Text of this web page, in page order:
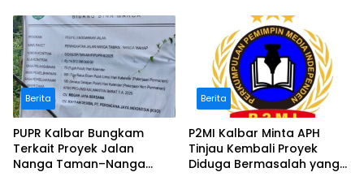
Berita
PUPR Kalbar Bungkam
Terkait Proyek Jalan
Nanga Taman–Nanga
Berita
P2MI Kalbar Minta APH
Tinjau Kembali Proyek
Diduga Bermasalah yang